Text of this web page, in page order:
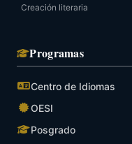
Creación literaria
Programas
Centro de Idiomas
OESI
Posgrado